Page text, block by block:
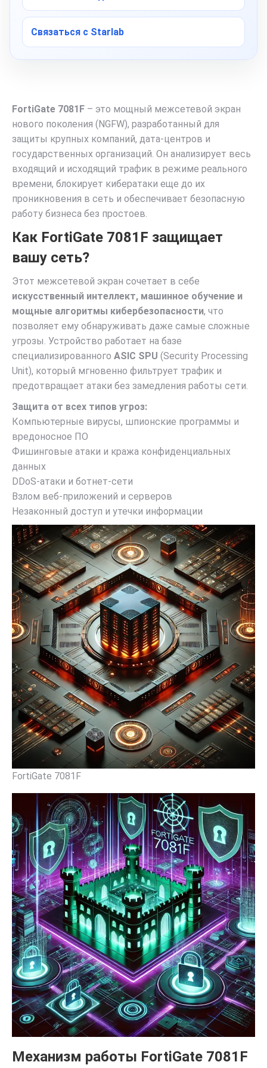
FortiGate 7081F – это мощный межсетевой экран
нового поколения (NGFW), разработанный для
защиты крупных компаний, дата-центров и
государственных организаций. Он анализирует весь
входящий и исходящий трафик в режиме реального
времени, блокирует кибератаки еще до их
проникновения в сеть и обеспечивает безопасную
работу бизнеса без простоев.
Как FortiGate 7081F защищает
вашу сеть?
Этот межсетевой экран сочетает в себе
искусственный интеллект, машинное обучение и
мощные алгоритмы кибербезопасности, что
позволяет ему обнаруживать даже самые сложные
угрозы. Устройство работает на базе
специализированного ASIC SPU (Security Processing
Unit), который мгновенно фильтрует трафик и
предотвращает атаки без замедления работы сети.
Защита от всех типов угроз:
Компьютерные вирусы, шпионские программы и
вредоносное ПО
Фишинговые атаки и кража конфиденциальных
данных
DDoS-атаки и ботнет-сети
Взлом веб-приложений и серверов
Незаконный доступ и утечки информации
FortiGate 7081F
Механизм работы FortiGate 7081F
Связаться с Starlab